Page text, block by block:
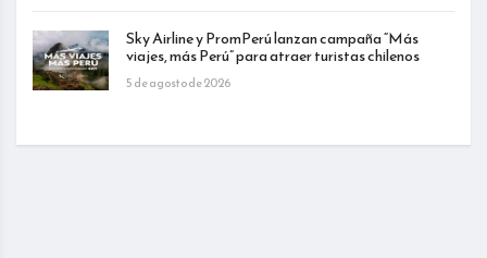
Sky Airline y PromPerú lanzan campaña “Más
viajes, más Perú” para atraer turistas chilenos
5 de agosto de 2026